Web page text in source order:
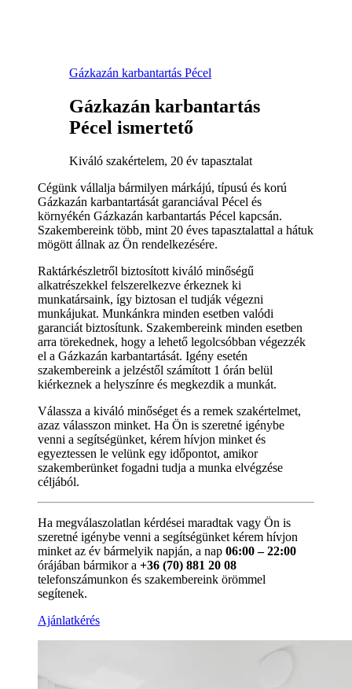
Gázkazán karbantartás Pécel
Gázkazán karbantartás
Pécel ismertető
Kiváló szakértelem, 20 év tapasztalat
Cégünk vállalja bármilyen márkájú, típusú és korú
Gázkazán karbantartását garanciával Pécel és
környékén Gázkazán karbantartás Pécel kapcsán.
Szakembereink több, mint 20 éves tapasztalattal a hátuk
mögött állnak az Ön rendelkezésére.
Raktárkészletről biztosított kiváló minőségű
alkatrészekkel felszerelkezve érkeznek ki
munkatársaink, így biztosan el tudják végezni
munkájukat. Munkánkra minden esetben valódi
garanciát biztosítunk. Szakembereink minden esetben
arra törekednek, hogy a lehető legolcsóbban végezzék
el a Gázkazán karbantartását. Igény esetén
szakembereink a jelzéstől számított 1 órán belül
kiérkeznek a helyszínre és megkezdik a munkát.
Válassza a kiváló minőséget és a remek szakértelmet,
azaz válasszon minket. Ha Ön is szeretné igénybe
venni a segítségünket, kérem hívjon minket és
egyeztessen le velünk egy időpontot, amikor
szakemberünket fogadni tudja a munka elvégzése
céljából.
Ha megválaszolatlan kérdései maradtak vagy Ön is
szeretné igénybe venni a segítségünket kérem hívjon
minket az év bármelyik napján, a nap 06:00 – 22:00
órájában bármikor a +36 (70) 881 20 08
telefonszámunkon és szakembereink örömmel
segítenek.
Ajánlatkérés